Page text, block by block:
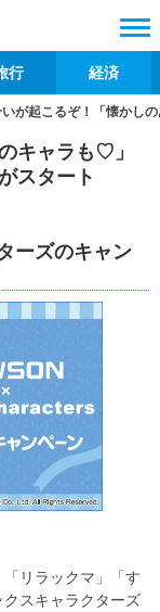
行 経済
が起こるぞ！「懐かし
キャラも♡」
スタート
ーズのキャン
リラックマ」「す
スキャラクターズ